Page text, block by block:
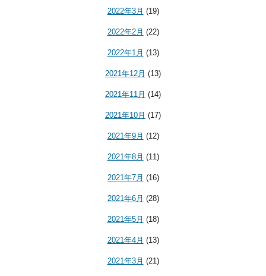
2022年3月 (19)
2022年2月 (22)
2022年1月 (13)
2021年12月 (13)
2021年11月 (14)
2021年10月 (17)
2021年9月 (12)
2021年8月 (11)
2021年7月 (16)
2021年6月 (28)
2021年5月 (18)
2021年4月 (13)
2021年3月 (21)